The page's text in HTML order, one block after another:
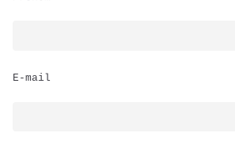
iE-mail